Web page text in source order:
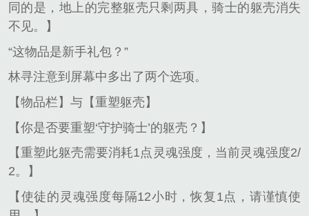
同的是，地上的完整躯壳只剩两具，骑士的躯壳消失
不见。】
“这物品是新手礼包？”
林寻注意到屏幕中多出了两个选项。
【物品栏】与【重塑躯壳】
【你是否要重塑‘守护骑士’的躯壳？】
【重塑此躯壳需要消耗1点灵魂强度，当前灵魂强度2/
2。】
【使徒的灵魂强度每隔12小时，恢复1点，请谨慎使